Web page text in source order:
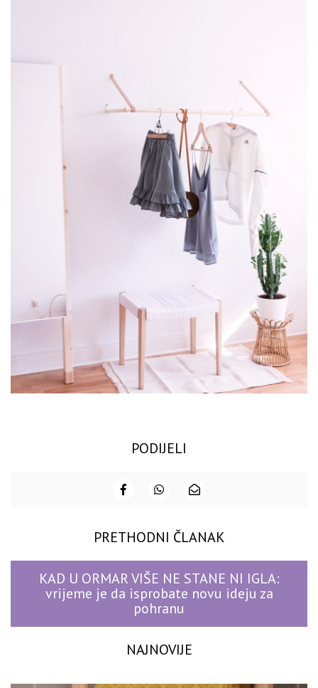
PODIJELI
PRETHODNI ČLANAK
KAD U ORMAR VIŠE NE STANE NI IGLA:
vrijeme je da isprobate novu ideju za
pohranu
NAJNOVIJE